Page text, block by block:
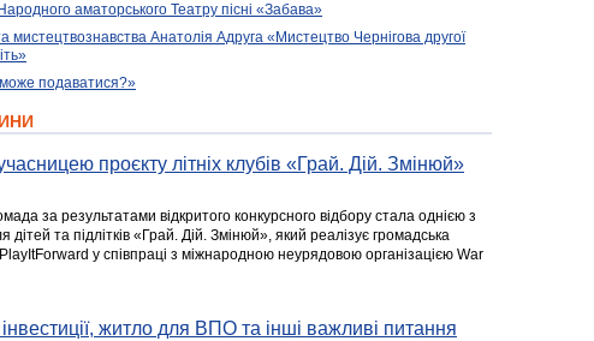
аматорського Театру пісні «Забава»
мистецтвознавства Анатолія Адруга «Мистецтво Чернігова другої
може подаватися?»
проєкту літніх клубів «Грай. Дій. Змінюй»
за результатами відкритого конкурсного відбору стала однією з
дітей та підлітків «Грай. Дій. Змінюй», який реалізує громадська
у співпраці з міжнародною неурядовою організацією War
житло для ВПО та інші важливі питання